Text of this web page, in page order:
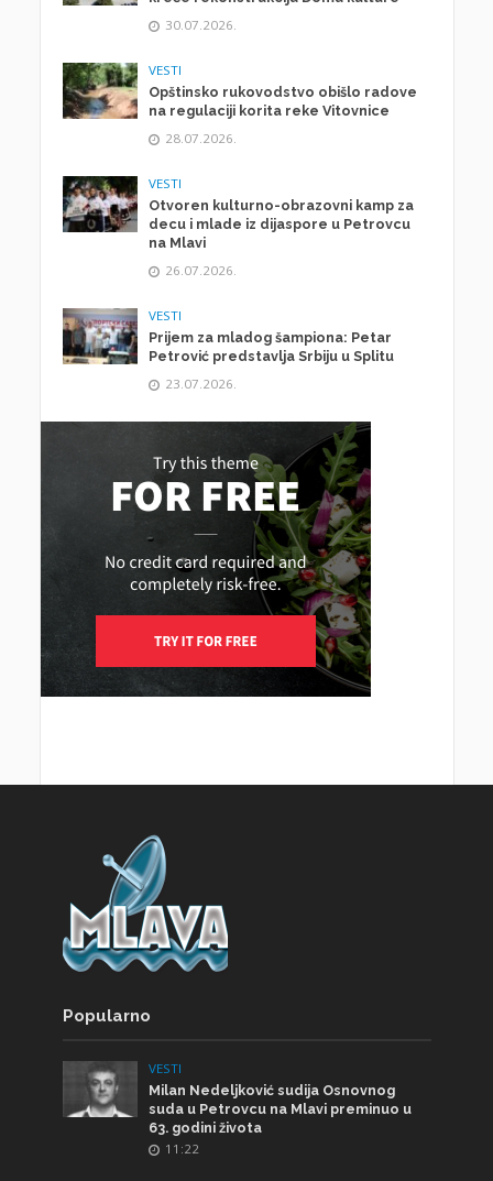
30.07.2026.
VESTI
Opštinsko rukovodstvo obišlo radove
na regulaciji korita reke Vitovnice
28.07.2026.
VESTI
Otvoren kulturno-obrazovni kamp za
decu i mlade iz dijaspore u Petrovcu
na Mlavi
26.07.2026.
VESTI
Prijem za mladog šampiona: Petar
Petrović predstavlja Srbiju u Splitu
23.07.2026.
Popularno
VESTI
Milan Nedeljković sudija Osnovnog
suda u Petrovcu na Mlavi preminuo u
63. godini života
11:22